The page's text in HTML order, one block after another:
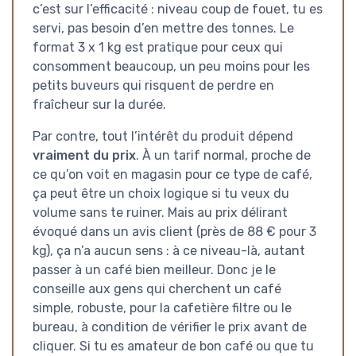
c’est sur l’efficacité : niveau coup de fouet, tu es
servi, pas besoin d’en mettre des tonnes. Le
format 3 x 1 kg est pratique pour ceux qui
consomment beaucoup, un peu moins pour les
petits buveurs qui risquent de perdre en
fraîcheur sur la durée.
Par contre, tout l’intérêt du produit dépend
vraiment du prix. À un tarif normal, proche de
ce qu’on voit en magasin pour ce type de café,
ça peut être un choix logique si tu veux du
volume sans te ruiner. Mais au prix délirant
évoqué dans un avis client (près de 88 € pour 3
kg), ça n’a aucun sens : à ce niveau-là, autant
passer à un café bien meilleur. Donc je le
conseille aux gens qui cherchent un café
simple, robuste, pour la cafetière filtre ou le
bureau, à condition de vérifier le prix avant de
cliquer. Si tu es amateur de bon café ou que tu